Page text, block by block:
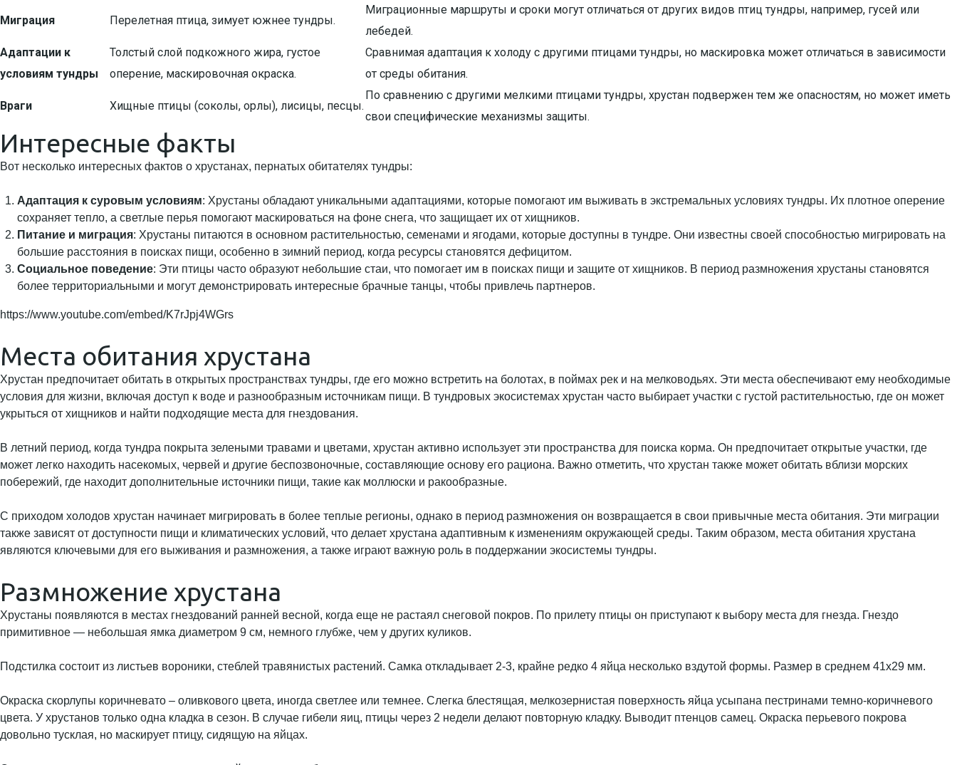
Миграция Перелетная птица, зимует южнее тундры.
Миграционные маршруты и сроки могут отличаться от других видов птиц тундры, например, гусей или
лебедей.
Адаптации к
условиям тундры
Толстый слой подкожного жира, густое
оперение, маскировочная окраска.
Сравнимая адаптация к холоду с другими птицами тундры, но маскировка может отличаться в зависимости
от среды обитания.
Враги Хищные птицы (соколы, орлы), лисицы, песцы.
По сравнению с другими мелкими птицами тундры, хрустан подвержен тем же опасностям, но может иметь
свои специфические механизмы защиты.
Интересные факты
Вот несколько интересных фактов о хрустанах, пернатых обитателях тундры:
Адаптация к суровым условиям: Хрустаны обладают уникальными адаптациями, которые помогают им выживать в экстремальных условиях тундры. Их плотное оперение
сохраняет тепло, а светлые перья помогают маскироваться на фоне снега, что защищает их от хищников.
Питание и миграция: Хрустаны питаются в основном растительностью, семенами и ягодами, которые доступны в тундре. Они известны своей способностью мигрировать на
большие расстояния в поисках пищи, особенно в зимний период, когда ресурсы становятся дефицитом.
Социальное поведение: Эти птицы часто образуют небольшие стаи, что помогает им в поисках пищи и защите от хищников. В период размножения хрустаны становятся
более территориальными и могут демонстрировать интересные брачные танцы, чтобы привлечь партнеров.
https://www.youtube.com/embed/K7rJpj4WGrs
Места обитания хрустана
Хрустан предпочитает обитать в открытых пространствах тундры, где его можно встретить на болотах, в поймах рек и на мелководьях. Эти места обеспечивают ему необходимые
условия для жизни, включая доступ к воде и разнообразным источникам пищи. В тундровых экосистемах хрустан часто выбирает участки с густой растительностью, где он может
укрыться от хищников и найти подходящие места для гнездования.
В летний период, когда тундра покрыта зелеными травами и цветами, хрустан активно использует эти пространства для поиска корма. Он предпочитает открытые участки, где
может легко находить насекомых, червей и другие беспозвоночные, составляющие основу его рациона. Важно отметить, что хрустан также может обитать вблизи морских
побережий, где находит дополнительные источники пищи, такие как моллюски и ракообразные.
С приходом холодов хрустан начинает мигрировать в более теплые регионы, однако в период размножения он возвращается в свои привычные места обитания. Эти миграции
также зависят от доступности пищи и климатических условий, что делает хрустана адаптивным к изменениям окружающей среды. Таким образом, места обитания хрустана
являются ключевыми для его выживания и размножения, а также играют важную роль в поддержании экосистемы тундры.
Размножение хрустана
Хрустаны появляются в местах гнездований ранней весной, когда еще не растаял снеговой покров. По прилету птицы он приступают к выбору места для гнезда. Гнездо
примитивное — небольшая ямка диаметром 9 см, немного глубже, чем у других куликов.
Подстилка состоит из листьев вороники, стеблей травянистых растений. Самка откладывает 2-3, крайне редко 4 яйца несколько вздутой формы. Размер в среднем 41х29 мм.
Окраска скорлупы коричневато – оливкового цвета, иногда светлее или темнее. Слегка блестящая, мелкозернистая поверхность яйца усыпана пестринами темно-коричневого
цвета. У хрустанов только одна кладка в сезон. В случае гибели яиц, птицы через 2 недели делают повторную кладку. Выводит птенцов самец. Окраска перьевого покрова
довольно тусклая, но маскирует птицу, сидящую на яйцах.